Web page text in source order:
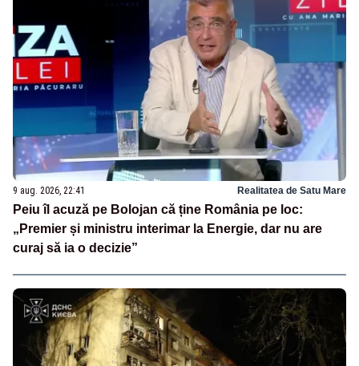
9 aug. 2026, 22:41 Realitatea de Satu Mare
Peiu îl acuză pe Bolojan că ține România pe loc:
„Premier și ministru interimar la Energie, dar nu are
curaj să ia o decizie”